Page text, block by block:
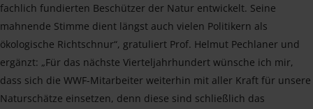
fachlich fundierten Beschützer der Natur entwickelt. Seine
mahnende Stimme dient längst auch vielen Politikern als
ökologische Richtschnur“, gratuliert Prof. Helmut Pechlaner und
ergänzt: „Für das nächste Vierteljahrhundert wünsche ich mir,
dass sich die WWF-Mitarbeiter weiterhin mit aller Kraft für unsere
Naturschätze einsetzen, denn diese sind schließlich das